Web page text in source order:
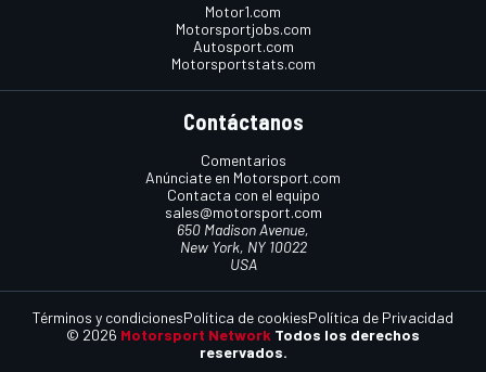
Motor1.com
Motorsportjobs.com
Autosport.com
Motorsportstats.com
Contáctanos
Comentarios
Anúnciate en Motorsport.com
Contacta con el equipo
sales@motorsport.com
650 Madison Avenue,
New York, NY 10022
USA
© 2026 Motorsport Network Todos los derechos
reservados.
Términos y condicionesPolítica de cookiesPolítica de Privacidad